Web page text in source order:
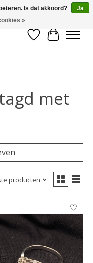
Verlanglijst
met
producten
Is dat akkoord?
Ja
»